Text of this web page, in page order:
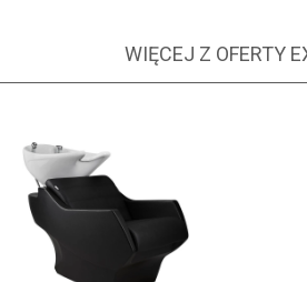
WIĘCEJ Z OFERTY